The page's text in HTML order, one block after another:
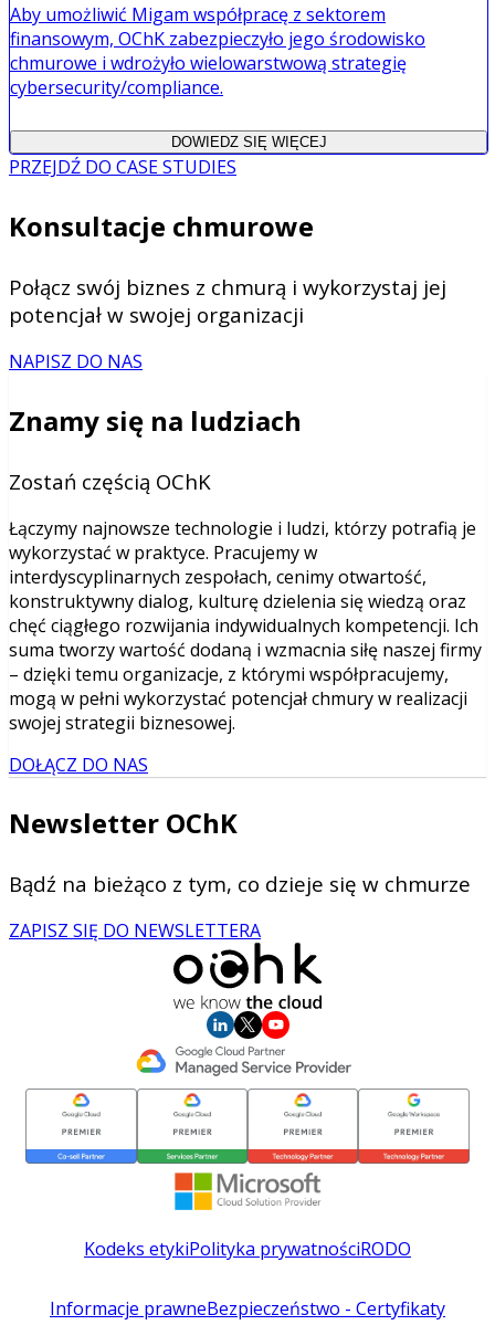
Aby umożliwić Migam współpracę z sektorem
finansowym, OChK zabezpieczyło jego środowisko
chmurowe i wdrożyło wielowarstwową strategię
cybersecurity/compliance.
DOWIEDZ SIĘ WIĘCEJ
PRZEJDŹ DO CASE STUDIES
Konsultacje chmurowe
Połącz swój biznes z chmurą i wykorzystaj jej
potencjał w swojej organizacji
NAPISZ DO NAS
Znamy się na ludziach
Zostań częścią OChK
Łączymy najnowsze technologie i ludzi, którzy potrafią je
wykorzystać w praktyce. Pracujemy w
interdyscyplinarnych zespołach, cenimy otwartość,
konstruktywny dialog, kulturę dzielenia się wiedzą oraz
chęć ciągłego rozwijania indywidualnych kompetencji. Ich
suma tworzy wartość dodaną i wzmacnia siłę naszej firmy
– dzięki temu organizacje, z którymi współpracujemy,
mogą w pełni wykorzystać potencjał chmury w realizacji
swojej strategii biznesowej.
DOŁĄCZ DO NAS
Newsletter OChK
Bądź na bieżąco z tym, co dzieje się w chmurze
ZAPISZ SIĘ DO NEWSLETTERA
Kodeks etykiPolityka prywatnościRODO
Informacje prawneBezpieczeństwo - Certyfikaty